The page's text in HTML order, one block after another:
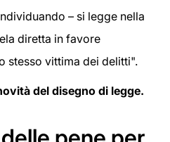
– si legge nella
diretta in favore
stesso vittima dei delitti".
del disegno di legge.